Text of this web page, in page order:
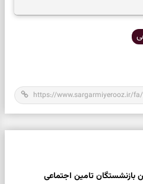
تامین اجتماعی